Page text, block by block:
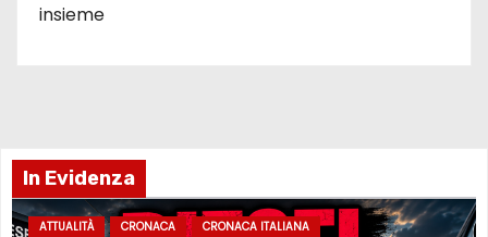
insieme
In Evidenza
ATTUALITÀ CRONACA CRONACA ITALIANA